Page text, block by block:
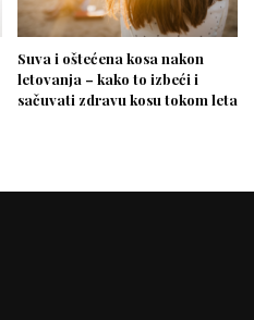
Suva i oštećena kosa nakon
letovanja – kako to izbeći i
sačuvati zdravu kosu tokom leta